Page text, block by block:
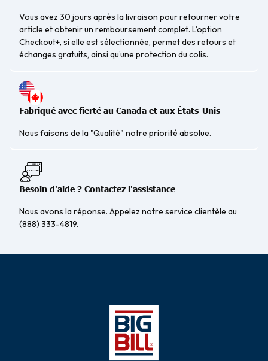
Vous avez 30 jours après la livraison pour retourner votre
article et obtenir un remboursement complet. L’option
Checkout+, si elle est sélectionnée, permet des retours et
échanges gratuits, ainsi qu’une protection du colis.
Fabriqué avec fierté au Canada et aux États-Unis
Nous faisons de la "Qualité" notre priorité absolue.
Besoin d'aide ? Contactez l'assistance
Nous avons la réponse. Appelez notre service clientèle au
(888) 333-4819.